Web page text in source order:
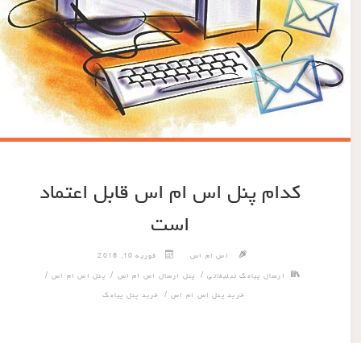
کدام پنل اس ام اس قابل اعتماد
است
اس ام اس فوریه 10, 2018
ارسال پیامک تبلیغاتی/ پنل ارسال اس ام اس/ پنل اس ام اس /
خرید پنل اس ام اس / خرید پنل پیامک